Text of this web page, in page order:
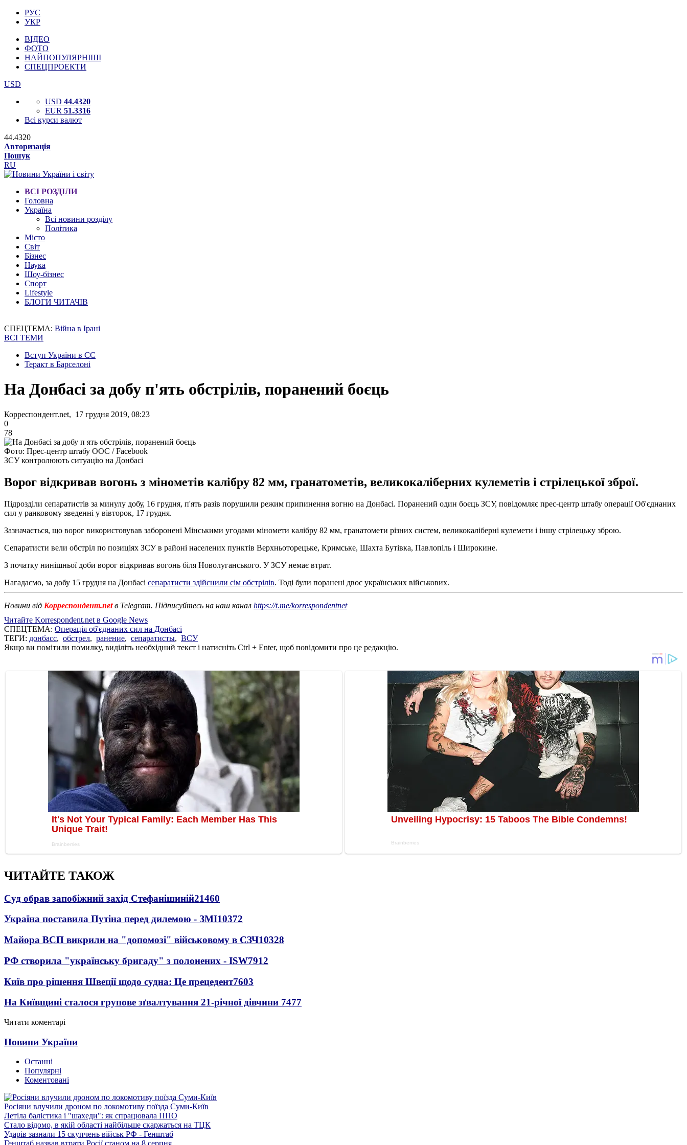
РУС
УКР
ВІДЕО
ФОТО
НАЙПОПУЛЯРНІШІ
СПЕЦПРОЕКТИ
USD
USD 44.4320
EUR 51.3316
Всі курси валют
44.4320
Авторизація
Пошук
RU
ВСІ РОЗДІЛИ
Головна
Україна
Всі новини розділу
Політика
Місто
Світ
Бізнес
Наука
Шоу-бізнес
Спорт
Lifestyle
БЛОГИ ЧИТАЧІВ
СПЕЦТЕМА: Війна в Ірані
ВСІ ТЕМИ
Вступ України в ЄС
Теракт в Барселоні
На Донбасі за добу п'ять обстрілів, поранений боєць
Корреспондент.net, 17 грудня 2019, 08:23
0
78
Фото: Прес-центр штабу ООС / Facebook
ЗСУ контролюють ситуацію на Донбасі
Ворог відкривав вогонь з мінометів калібру 82 мм, гранатометів, великокаліберних кулеметів і стрілецької зброї.
Підрозділи сепаратистів за минулу добу, 16 грудня, п'ять разів порушили режим припинення вогню на Донбасі. Поранений один боєць ЗСУ, повідомляє прес-центр штабу операції Об'єднаних
сил у ранковому зведенні у вівторок, 17 грудня.
Зазначається, що ворог використовував заборонені Мінськими угодами міномети калібру 82 мм, гранатомети різних систем, великокаліберні кулемети і іншу стрілецьку зброю.
Сепаратисти вели обстріл по позиціях ЗСУ в районі населених пунктів Верхньоторецьке, Кримське, Шахта Бутівка, Павлопіль і Широкине.
З початку нинішньої доби ворог відкривав вогонь біля Новолуганського. У ЗСУ немає втрат.
Нагадаємо, за добу 15 грудня на Донбасі сепаратисти здійснили сім обстрілів. Тоді були поранені двоє українських військових.
Новини від Корреспондент.netв Telegram. Підписуйтесь на наш канал https://t.me/korrespondentnet
Читайте Korrespondent.net в Google News
СПЕЦТЕМА: Операція об'єднаних сил на Донбасі
ТЕГИ: донбасс, обстрел, ранение, сепаратисты, ВСУ
Якщо ви помітили помилку, виділіть необхідний текст і натисніть Ctrl + Enter, щоб повідомити про це редакцію.
ЧИТАЙТЕ ТАКОЖ
Суд обрав запобіжний захід Стефанішиній21460
Україна поставила Путіна перед дилемою - ЗМІ10372
Майора ВСП викрили на "допомозі" військовому в СЗЧ10328
РФ створила "українську бригаду" з полонених - ISW7912
Київ про рішення Швеції щодо судна: Це прецедент7603
На Київщині сталося групове зґвалтування 21-річної дівчини 7477
Читати коментарі
Новини України
Останні
Популярні
Коментовані
Росіяни влучили дроном по локомотиву поїзда Суми-Київ
Летіла балістика і "шахеди": як спрацювала ППО
Стало відомо, в якій області найбільше скаржаться на ТЦК
Ударів зазнали 15 скупчень військ РФ - Генштаб